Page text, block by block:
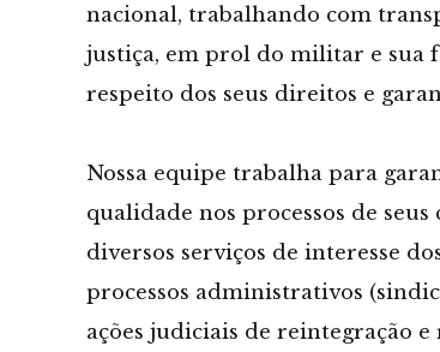
nacional, trabalhando com
justiça, em prol do militar e sua
respeito dos seus direitos e
Nossa equipe trabalha para
qualidade nos processos de
diversos serviços de interesse
processos administrativos
ações judiciais de reintegração